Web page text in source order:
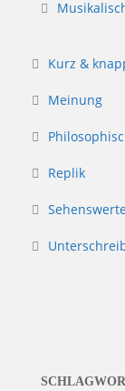
Kurz &
Meinung
Replik